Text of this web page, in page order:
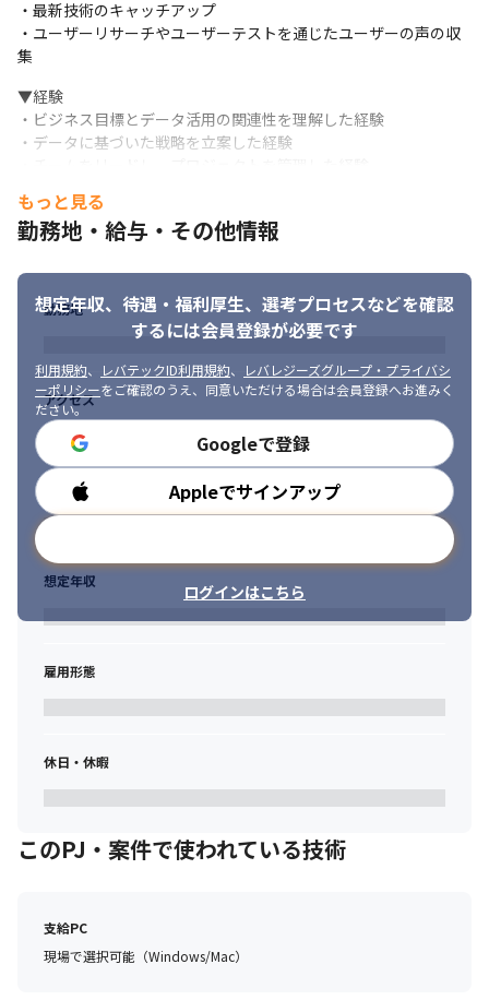
・最新技術のキャッチアップ
・ユーザーリサーチやユーザーテストを通じたユーザーの声の収
集
▼経験
・ビジネス目標とデータ活用の関連性を理解した経験
・データに基づいた戦略を立案した経験
▼環境
・プレゼンテーションや報告書の作成経験
【求める人物像】
・ミッションやフィロソフィーに共感できそうな方
・既存の枠組みを超えて、サービスの成長のために他の組織も巻
き込んだ行動ができる方
・分析・抽出内容のヒアリングや作業中のやり取りで、依頼者の
立場になって考え、同じ気持ちで行動ができる方
・自らの考え・スキルを言語化して共有し、組織全体のデータに
対するスキルをも底上げできる方
【Want】
▼技術
・ユーザーリサーチやユーザーテストを通じたユーザーの声の収
▼経験
・プレゼンテーションや報告書の作成経験
【求める人物像】
・ディップのミッションやフィロソフィーに共感できそうな方
・分析・抽出内容のヒアリングや作業中のやり取りで、依頼者の
立場になって考え、同じ気持ちで行動ができる方
もっと見る
勤務地・給与・その他情報
想定年収、待遇・福利厚生、 選考プロセスなどを確認
するには会員登録が必要です
利用規約、 レバテックID利用規約、
レバレジーズグループ・プライバシ
ーポリシーをご確認のうえ、同意いただける場合は会員登録へお進みく
ださい。
Googleで登録
Appleでサインアップ
ログインはこちら
勤務地
アクセス
勤務時間
想定年収
雇用形態
休日・休暇
このPJ・案件で使われている技術
支給PC
現場で選択可能（Windows/Mac）